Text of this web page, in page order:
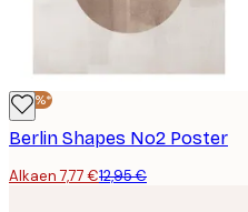
-40%*
Berlin Shapes No2 Poster
Alkaen 7,77 €12,95 €